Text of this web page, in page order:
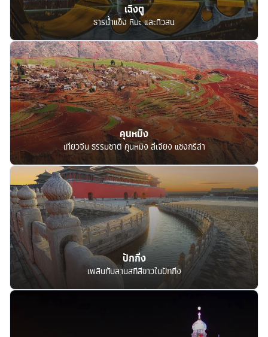
เฉิงตู
ธารน้ำแข็ง หิมะ และทิวสน
คุนหมิง
เที่ยวจีน ธรรมชาติ คุนหมิง ลี่เจียง แชงกรีล่า
ปักกิ่ง
เพลินกับลานสกีสีขาวในปักกิ่ง